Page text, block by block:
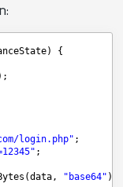
{
login.php" ;
;
"base64"